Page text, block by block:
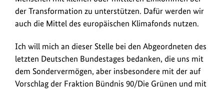
der Transformation zu unterstützen. Dafür werden wir
auch die Mittel des europäischen Klimafonds nutzen.
Ich will mich an dieser Stelle bei den Abgeordneten des
letzten Deutschen Bundestages bedanken, die uns mit
dem Sondervermögen, aber insbesondere mit der auf
Vorschlag der Fraktion Bündnis 90/Die Grünen und mit